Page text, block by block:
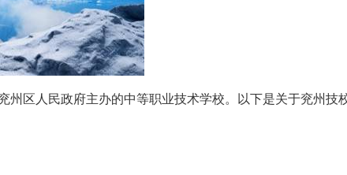
州区人民政府主办的中等职业技术学校。以下是关于兖州技